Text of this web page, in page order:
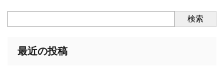
検索
最近の投稿